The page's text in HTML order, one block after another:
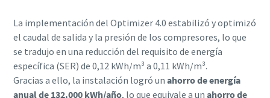
Descargar aquí
La implementación del Optimizer 4.0 estabilizó y optimizó
el caudal de salida y la presión de los compresores, lo que
se tradujo en una reducción del requisito de energía
específica (SER) de 0,12 kWh/m³ a 0,11 kWh/m³.
Gracias a ello, la instalación logró un ahorro de energía
anual de 132.000 kWh/año, lo que equivale a un ahorro de